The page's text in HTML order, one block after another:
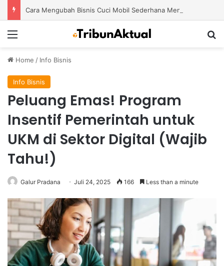
Home / Info Bisnis
Info Bisnis
Peluang Emas! Program
Insentif Pemerintah untuk
UKM di Sektor Digital (Wajib
Tahu!)
Galur Pradana Juli 24, 2025 166 Less than a minute